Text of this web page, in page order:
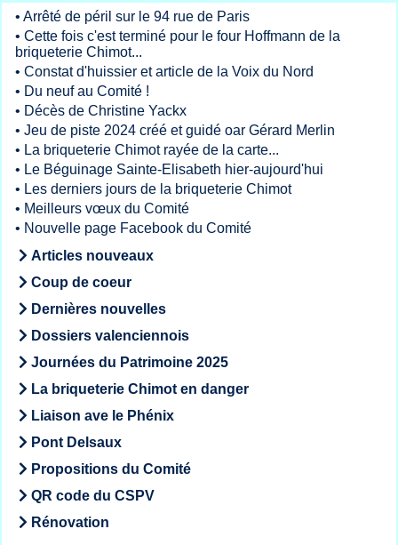
• Arrêté de péril sur le 94 rue de Paris
• Cette fois c'est terminé pour le four Hoffmann de la
briqueterie Chimot...
• Constat d'huissier et article de la Voix du Nord
• Du neuf au Comité !
• Décès de Christine Yackx
• Jeu de piste 2024 créé et guidé oar Gérard Merlin
• La briqueterie Chimot rayée de la carte...
• Le Béguinage Sainte-Elisabeth hier-aujourd'hui
• Les derniers jours de la briqueterie Chimot
• Meilleurs vœux du Comité
• Nouvelle page Facebook du Comité
Articles nouveaux
Coup de coeur
Dernières nouvelles
Dossiers valenciennois
Journées du Patrimoine 2025
La briqueterie Chimot en danger
Liaison ave le Phénix
Pont Delsaux
Propositions du Comité
QR code du CSPV
Rénovation